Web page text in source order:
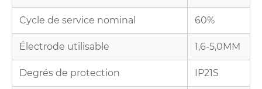
Cycle de service nominal 60%
Électrode utilisable 1,6-5,0MM
Degrés de protection IP21S